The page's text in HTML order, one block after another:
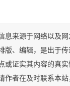
息来源于网络以及
版、编辑，是出于传
或证实其内容的真
作者在及时联系本站